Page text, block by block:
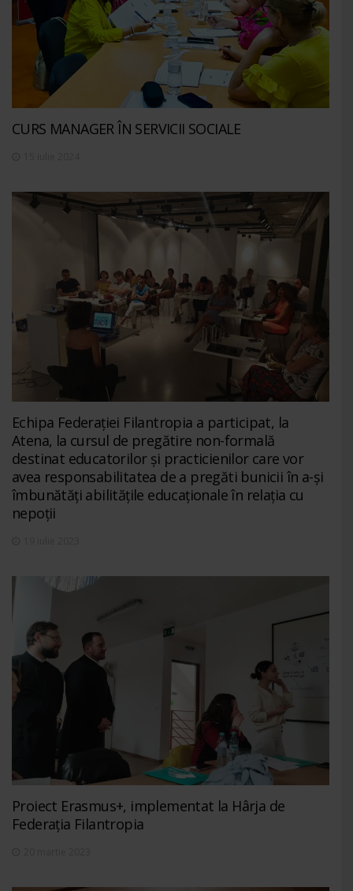
CURS MANAGER ÎN SERVICII SOCIALE
Echipa Federației Filantropia a participat, la
Atena, la cursul de pregătire non-formală
destinat educatorilor și practicienilor care vor
avea responsabilitatea de a pregăti bunicii în a-și
îmbunătăți abilitățile educaționale în relația cu
nepoții
Proiect Erasmus+, implementat la Hârja de
Federația Filantropia